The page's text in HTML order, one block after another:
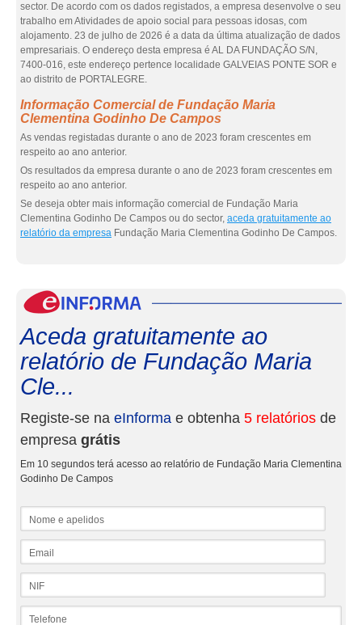
sector. De acordo com os dados registados, a empresa desenvolve o seu
trabalho em Atividades de apoio social para pessoas idosas, com
alojamento. 23 de julho de 2026 é a data da última atualização de dados
empresariais. O endereço desta empresa é AL DA FUNDAÇÃO S/N,
7400-016, este endereço pertence localidade GALVEIAS PONTE SOR e
ao distrito de PORTALEGRE.
Informação Comercial de Fundação Maria
Clementina Godinho De Campos
As vendas registadas durante o ano de 2023 foram crescentes em
respeito ao ano anterior.
Os resultados da empresa durante o ano de 2023 foram crescentes em
respeito ao ano anterior.
Se deseja obter mais informação comercial de Fundação Maria
Clementina Godinho De Campos ou do sector, aceda gratuitamente ao
relatório da empresa Fundação Maria Clementina Godinho De Campos.
Aceda gratuitamente ao
relatório de Fundação Maria
Cle...
Registe-se na eInforma e obtenha 5 relatórios de
empresa grátis
Em 10 segundos terá acesso ao relatório de Fundação Maria Clementina
Godinho De Campos